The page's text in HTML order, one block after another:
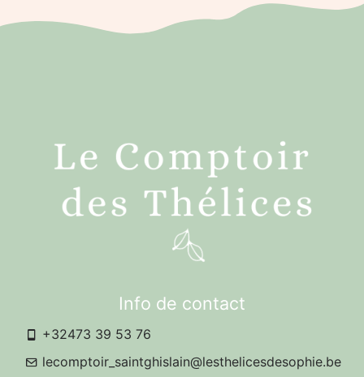
Info de contact
+32473 39 53 76
lecomptoir_saintghislain@lesthelicesdesophie.be